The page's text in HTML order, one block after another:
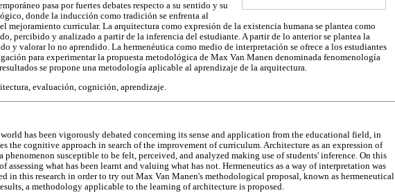
pasa por fuertes debates respecto a su sentido y su
donde la inducción como tradición se enfrenta al
mejoramiento curricular. La arquitectura como expresión de la existencia humana se plantea como
percibido y analizado a partir de la inferencia del estudiante. A partir de lo anterior se plantea la
y valorar lo no aprendido. La hermenéutica como medio de interpretación se ofrece a los estudiantes
para experimentar la propuesta metodológica de Max Van Manen denominada fenomenología
se propone una metodología aplicable al aprendizaje de la arquitectura.
evaluación, cognición, aprendizaje.
has been vigorously debated concerning its sense and application from the educational field, in
the cognitive approach in search of the improvement of curriculum. Architecture as an expression of
phenomenon susceptible to be felt, perceived, and analyzed making use of students' inference. On this
assessing what has been learnt and valuing what has not. Hermeneutics as a way of interpretation was
in this research in order to try out Max Van Manen's methodological proposal, known as hermeneutical
a methodology applicable to the learning of architecture is proposed.